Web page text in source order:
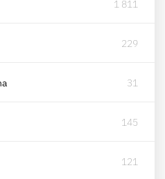
1 811
229
31
145
121